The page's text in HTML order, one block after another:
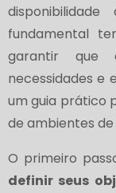
fundamental
garantir que
necessidades e
um guia prático
de ambientes
O primeiro
definir seus